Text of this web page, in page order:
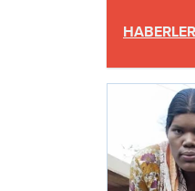
HABERLER